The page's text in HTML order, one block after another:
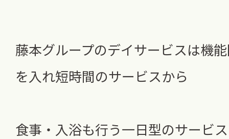
藤本グループのデイサービスは機
を入れ短時間のサービスから
食事・入浴も行う一日型のサービ